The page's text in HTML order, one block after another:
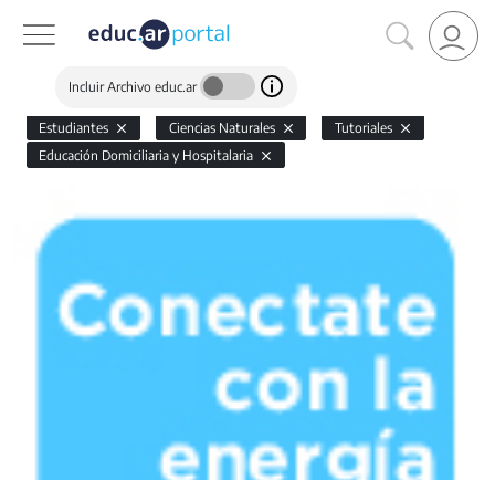
Incluir Archivo educ.ar
Estudiantes Ciencias Naturales
Tutoriales
Educación Domiciliaria y Hospitalaria